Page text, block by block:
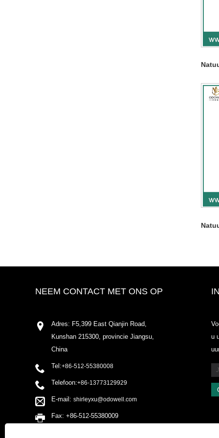
NEEM CONTACT MET ONS OP
Adres: F5,399 East Qianjin Road,
Kunshan 215300, provincie Jiangsu,
China
Tel:+86-512-55380008
Telefoon:+86-13773129929
E-mail: shirleyxu@odowell.com
Fax: +86-512-55380009
u